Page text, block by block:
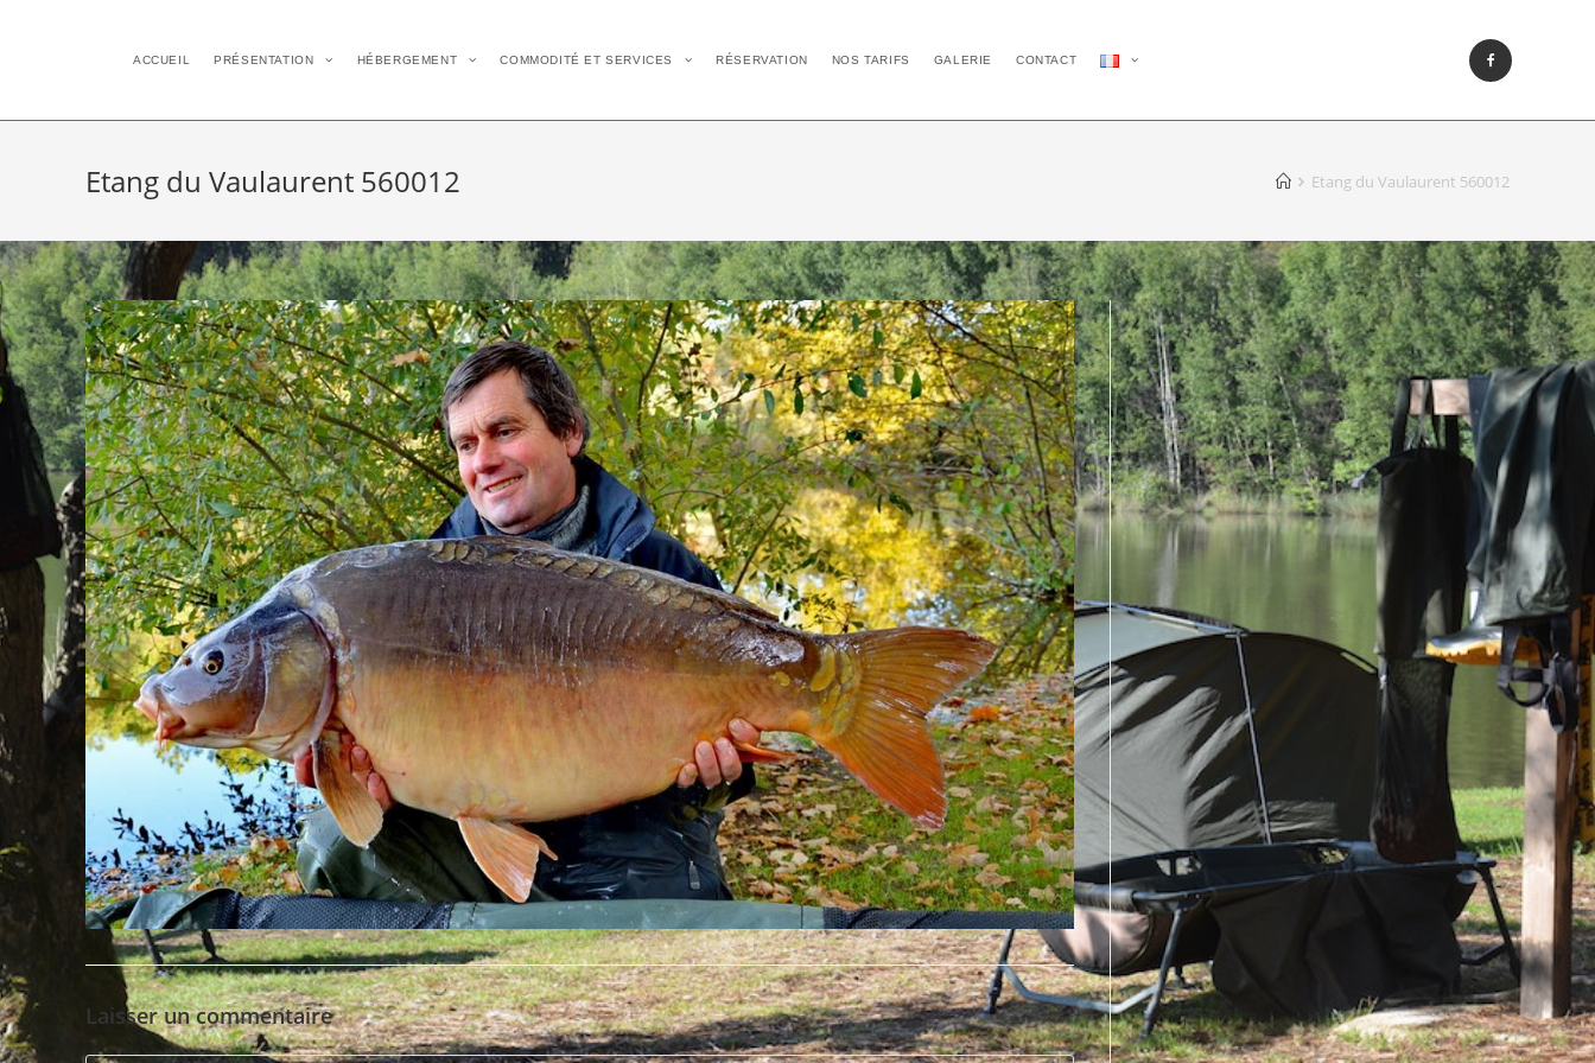
ACCUEIL PRÉSENTATION HÉBERGEMENT COMMODITÉ ET SERVICES RÉSERVATION NOS TARIFS GALERIE CONTACT
Etang du Vaulaurent 560012 Etang du Vaulaurent 560012
Laisser un commentaire